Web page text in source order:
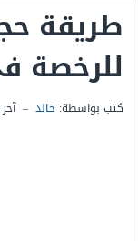
طريقة
للرخصة في
كتب بواسطة: خالد –